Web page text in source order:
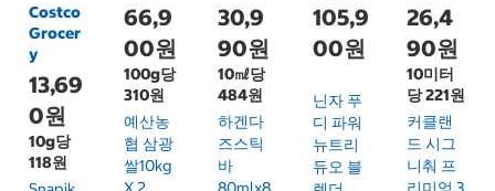
Costco
Grocer
y
13,69
0원
10g당
118원
66,9
00원
100g당
310원
예산농
협 삼광
쌀10kg
30,9
90원
10㎖당
484원
하겐다
즈스틱
바
105,9
00원
닌자 푸
디 파워
뉴트리
듀오 블
26,4
90원
10미터
당 221원
커클랜
드 시그
니춰 프